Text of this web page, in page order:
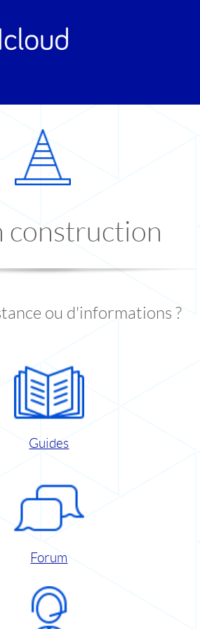
construction
ou d'informations ?
Guides
Forum